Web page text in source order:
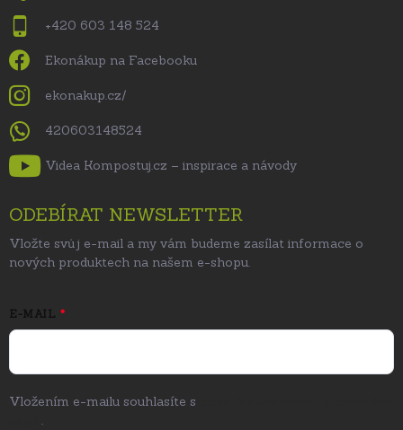
+420 603 148 524
Ekonákup na Facebooku
ekonakup.cz/
420603148524
Videa Kompostuj.cz – inspirace a návody
ODEBÍRAT NEWSLETTER
Vložte svůj e-mail a my vám budeme zasílat informace o
nových produktech na našem e-shopu.
E-MAIL
Vložením e-mailu souhlasíte s
.